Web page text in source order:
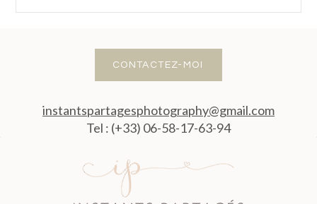
CONTACTEZ-MOI
instantspartagesphotography@gmail.com
Tel : (+33) 06-58-17-63-94